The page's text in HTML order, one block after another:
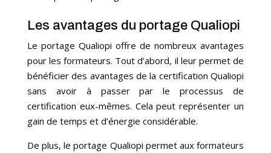
Les avantages du portage Qualiopi
Le portage Qualiopi offre de nombreux avantages
pour les formateurs. Tout d’abord, il leur permet de
bénéficier des avantages de la certification Qualiopi
sans avoir à passer par le processus de
certification eux-mêmes. Cela peut représenter un
gain de temps et d’énergie considérable.
De plus, le portage Qualiopi permet aux formateurs